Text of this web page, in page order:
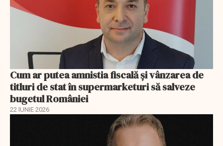
Cum ar putea amnistia fiscală și vânzarea de
titluri de stat în supermarketuri să salveze
bugetul României
22 IUNIE 2026